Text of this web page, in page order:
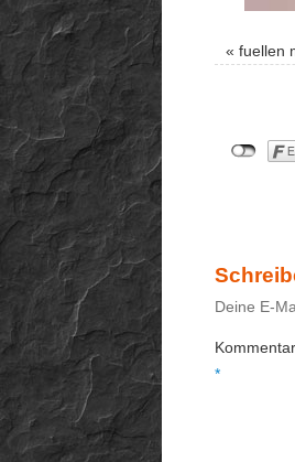
« fuellen
Deine E-
Kommentar
*